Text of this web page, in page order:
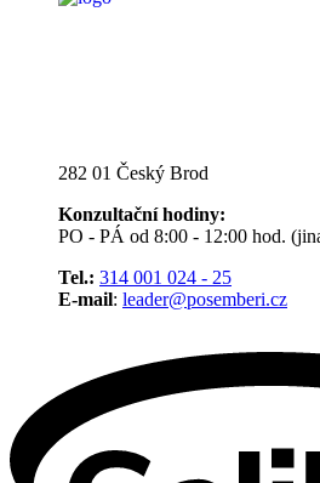
282 01 Český Brod
Konzultační hodiny:
PO - PÁ od 8:00 - 12:00 hod.
Tel.: 314 001 024 - 25
E-mail: leader@posemberi.cz